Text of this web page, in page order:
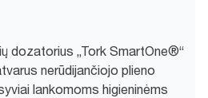
dozatorius „Tork SmartOne®“
nerūdijančiojo plieno
lankomoms higieninėms